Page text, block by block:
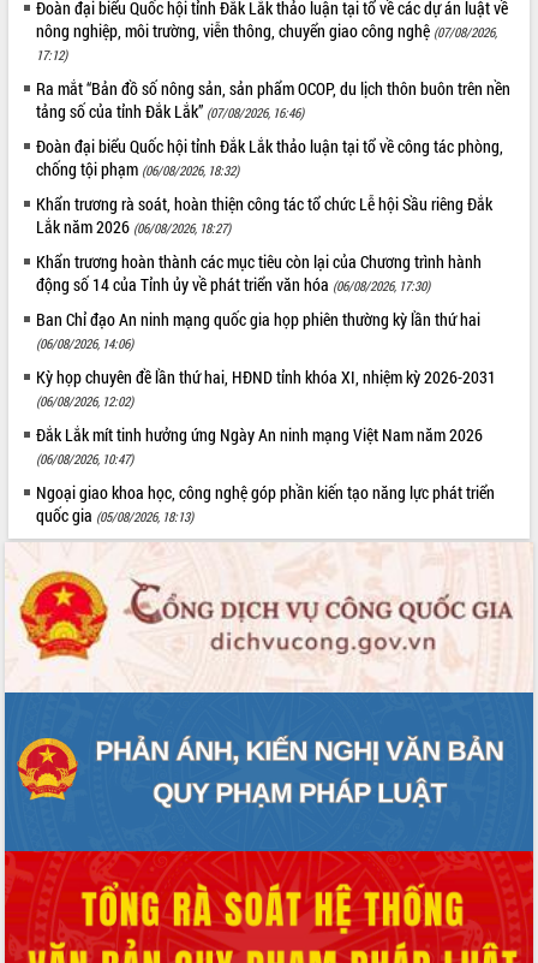
Tháo gỡ những vướng mắc, đẩy mạnh
công tác cải cách thủ tục hành chính
tại Trung tâm Phục vụ hành chính
công tỉnh
Đắk Lắk: Tôn vinh 46 giải pháp tại Hội
thi Sáng tạo Kỹ thuật 2024 - 2025
Đắk Lắk rà soát, điều chỉnh Đề án 190
về phát triển nuôi trồng thủy sản
Phó Chủ tịch UBND tỉnh Đắk Lắk
Trương Công Thái kiểm tra thực địa
Dự án cao tốc Khánh Hòa - Buôn Ma
Định vị cà phê Việt Nam như một “di
sản sống” trong dòng chảy toàn cầu
Xây dựng nông thôn mới: Nâng cao đời
sống người dân từ những mô hình thiết
thực
Quyết liệt tháo gỡ vướng mắc, đẩy
nhanh tiến độ các dự án trọng điểm
trong Khu kinh tế Nam Phú Yên
Hòn Yến phát triển du lịch gắn với bảo
tồn biển
Lấy ý kiến điều chỉnh Quy hoạch tỉnh
Đắk Lắk thời kỳ 2021-2030, tầm nhìn
đến năm 2050
Phát động chiến dịch 30 ngày đêm
Đắk Lắk nỗ lực thúc đẩy tăng trưởng
kinh tế từ 10% trở lên trong Quý
II/2026
chuyển đổi số giai đoạn 2026 – 2030
với Tập đoàn Bưu chính Viễn thông
Việt Nam
Thứ trưởng Bộ Y tế làm việc với tỉnh
Đoàn đại biểu Quốc hội tỉnh Đắk Lắk thảo luận tại tổ về các dự án luật về
nông nghiệp, môi trường, viễn thông, chuyển giao công nghệ (07/08/2026,
17:12)
Ra mắt “Bản đồ số nông sản, sản phẩm OCOP, du lịch thôn buôn trên nền
tảng số của tỉnh Đắk Lắk” (07/08/2026, 16:46)
Đoàn đại biểu Quốc hội tỉnh Đắk Lắk thảo luận tại tổ về công tác phòng,
chống tội phạm (06/08/2026, 18:32)
Khẩn trương rà soát, hoàn thiện công tác tổ chức Lễ hội Sầu riêng Đắk
Lắk năm 2026 (06/08/2026, 18:27)
Khẩn trương hoàn thành các mục tiêu còn lại của Chương trình hành
động số 14 của Tỉnh ủy về phát triển văn hóa (06/08/2026, 17:30)
Ban Chỉ đạo An ninh mạng quốc gia họp phiên thường kỳ lần thứ hai
(06/08/2026, 14:06)
Kỳ họp chuyên đề lần thứ hai, HĐND tỉnh khóa XI, nhiệm kỳ 2026-2031
(06/08/2026, 12:02)
Đắk Lắk mít tinh hưởng ứng Ngày An ninh mạng Việt Nam năm 2026
(06/08/2026, 10:47)
Ngoại giao khoa học, công nghệ góp phần kiến tạo năng lực phát triển
quốc gia (05/08/2026, 18:13)